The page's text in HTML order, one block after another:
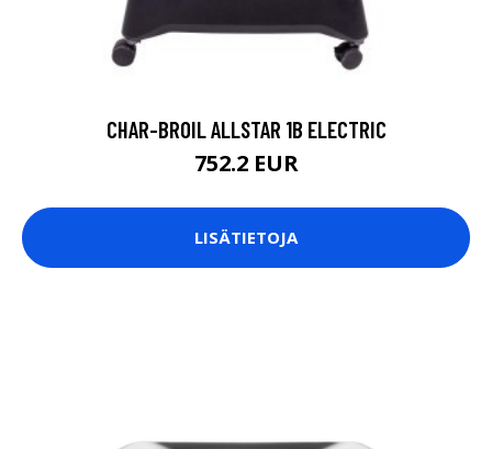
CHAR-BROIL ALLSTAR 1B ELECTRIC
752.2 EUR
LISÄTIETOJA